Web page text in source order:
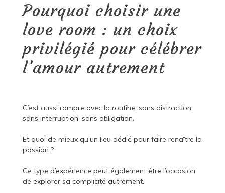
Pourquoi choisir une
love room : un choix
privilégié pour célébrer
l’amour autrement
C’est aussi rompre avec la routine, sans distraction,
sans interruption, sans obligation.
Et quoi de mieux qu’un lieu dédié pour faire renaître la
passion ?
Ce type d’expérience peut également être l’occasion
de explorer sa complicité autrement.